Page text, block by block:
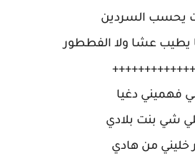
يحسب السردين
يطيب عشا ولا الفططور
فهميني دغيا
شي بنت بلادي
خليني من هادي